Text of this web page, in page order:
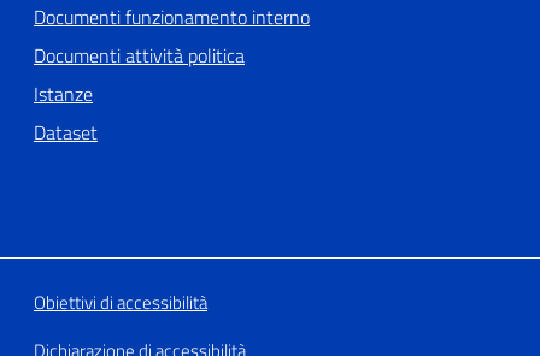
Documenti funzionamento interno
Documenti attività politica
Istanze
Dataset
Obiettivi di accessibilità
Dichiarazione di accessibilità